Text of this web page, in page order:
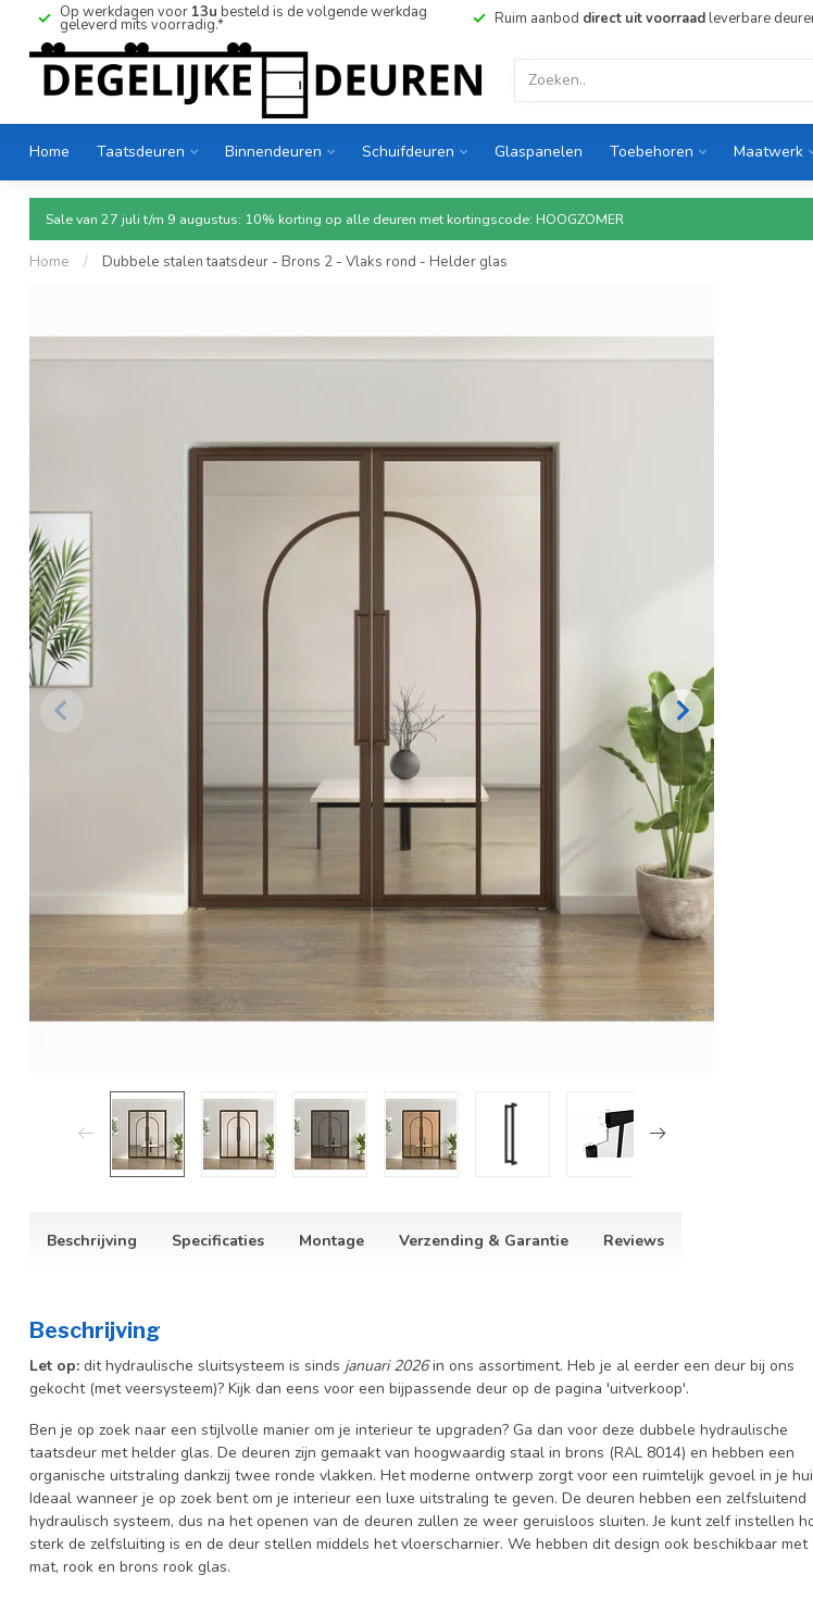
Op werkdagen voor 13u besteld is de volgende werkdag
geleverd mits voorradig.* Ruim aanbod direct uit voorraadleverbare
Home Taatsdeuren Binnendeuren Schuifdeuren Glaspanelen Toebehoren Maatwerk
Sale van 27 juli t/m 9 augustus: 10% korting op alle deuren met kortingscode: HOOGZOMER
Home / Dubbele stalen taatsdeur - Brons 2 - Vlaks rond - Helder glas
Beschrijving Specificaties Montage Verzending & Garantie Reviews
Beschrijving
Let op: dit hydraulische sluitsysteem is sinds januari 2026in ons assortiment. Heb je al eerder een deur bij ons
gekocht (met veersysteem)? Kijk dan eens voor een bijpassende deur op de pagina 'uitverkoop'.
Ben je op zoek naar een stijlvolle manier om je interieur te upgraden? Ga dan voor deze dubbele hydraulische
taatsdeur met helder glas. De deuren zijn gemaakt van hoogwaardig staal in brons (RAL 8014) en hebben een
organische uitstraling dankzij twee ronde vlakken. Het moderne ontwerp zorgt voor een ruimtelijk gevoel in je
Ideaal wanneer je op zoek bent om je interieur een luxe uitstraling te geven. De deuren hebben een zelfsluitend
hydraulisch systeem, dus na het openen van de deuren zullen ze weer geruisloos sluiten. Je kunt zelf instellen
sterk de zelfsluiting is en de deur stellen middels het vloerscharnier. We hebben dit design ook beschikbaar met
mat, rook en brons rook glas.